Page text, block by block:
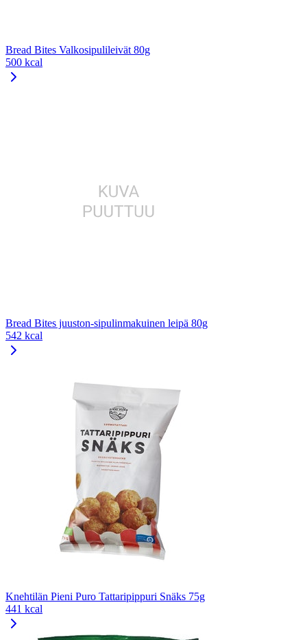
Bread Bites Valkosipulileivät 80g
500 kcal
Bread Bites juuston-sipulinmakuinen leipä 80g
542 kcal
Knehtilän Pieni Puro Tattaripippuri Snäks 75g
441 kcal